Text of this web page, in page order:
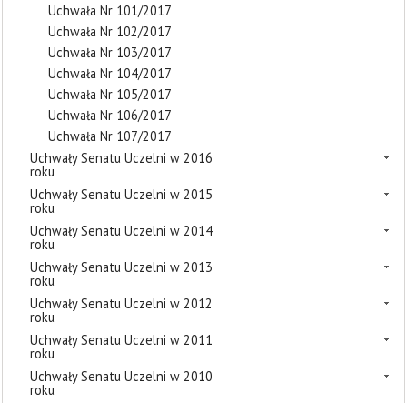
Uchwała Nr 101/2017
Uchwała Nr 102/2017
Uchwała Nr 103/2017
Uchwała Nr 104/2017
Uchwała Nr 105/2017
Uchwała Nr 106/2017
Uchwała Nr 107/2017
Uchwały Senatu Uczelni w 2016
roku
Uchwały Senatu Uczelni w 2015
roku
Uchwały Senatu Uczelni w 2014
roku
Uchwały Senatu Uczelni w 2013
roku
Uchwały Senatu Uczelni w 2012
roku
Uchwały Senatu Uczelni w 2011
roku
Uchwały Senatu Uczelni w 2010
roku